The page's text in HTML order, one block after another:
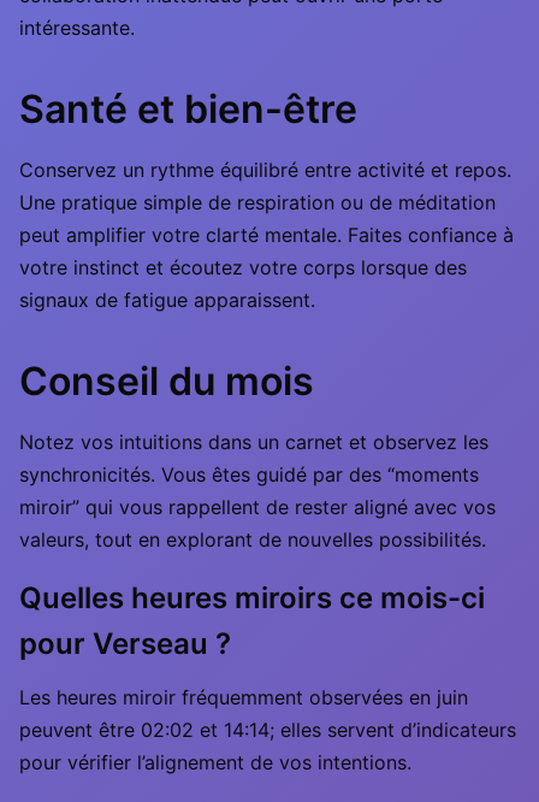
intéressante.
Santé et bien-être
Conservez un rythme équilibré entre activité et repos.
Une pratique simple de respiration ou de méditation
peut amplifier votre clarté mentale. Faites confiance à
votre instinct et écoutez votre corps lorsque des
signaux de fatigue apparaissent.
Conseil du mois
Notez vos intuitions dans un carnet et observez les
synchronicités. Vous êtes guidé par des “moments
miroir” qui vous rappellent de rester aligné avec vos
valeurs, tout en explorant de nouvelles possibilités.
Quelles heures miroirs ce mois-ci
pour Verseau ?
Les heures miroir fréquemment observées en juin
peuvent être 02:02 et 14:14; elles servent d’indicateurs
pour vérifier l’alignement de vos intentions.